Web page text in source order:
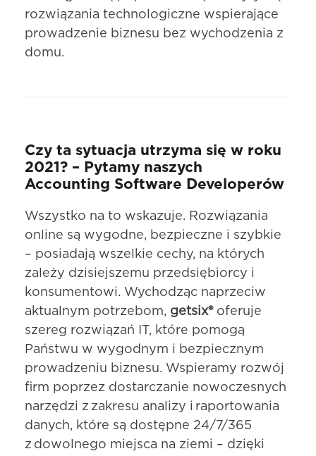
rozwiązania technologiczne wspierające
prowadzenie biznesu bez wychodzenia z
domu.
Czy ta sytuacja utrzyma się w roku
2021? – Pytamy naszych
Accounting Software Developerów
Wszystko na to wskazuje. Rozwiązania
online są wygodne, bezpieczne i szybkie
– posiadają wszelkie cechy, na których
zależy dzisiejszemu przedsiębiorcy i
konsumentowi. Wychodząc naprzeciw
aktualnym potrzebom, getsix®oferuje
szereg rozwiązań IT, które pomogą
Państwu w wygodnym i bezpiecznym
prowadzeniu biznesu. Wspieramy rozwój
firm poprzez dostarczanie nowoczesnych
narzędzi z zakresu analizy i raportowania
danych, które są dostępne 24/7/365
z dowolnego miejsca na ziemi – dzięki